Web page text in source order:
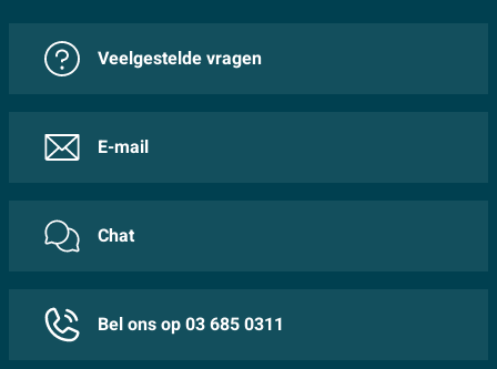
Veelgestelde vragen
E-mail
Chat
Bel ons op 03 685 0311